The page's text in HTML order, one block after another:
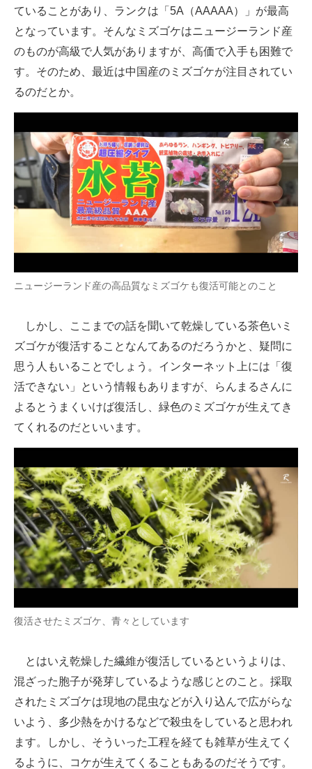
ていることがあり、ランクは「5A（AAAAA）」が最高
となっています。そんなミズゴケはニュージーランド産
のものが高級で人気がありますが、高価で入手も困難で
す。そのため、最近は中国産のミズゴケが注目されてい
るのだとか。
ニュージーランド産の高品質なミズゴケも復活可能とのこと
しかし、ここまでの話を聞いて乾燥している茶色いミ
ズゴケが復活することなんてあるのだろうかと、疑問に
思う人もいることでしょう。インターネット上には「復
活できない」という情報もありますが、らんまるさんに
よるとうまくいけば復活し、緑色のミズゴケが生えてき
てくれるのだといいます。
復活させたミズゴケ、青々としています
とはいえ乾燥した繊維が復活しているというよりは、
混ざった胞子が発芽しているような感じとのこと。採取
されたミズゴケは現地の昆虫などが入り込んで広がらな
いよう、多少熱をかけるなどで殺虫をしていると思われ
ます。しかし、そういった工程を経ても雑草が生えてく
るように、コケが生えてくることもあるのだそうです。